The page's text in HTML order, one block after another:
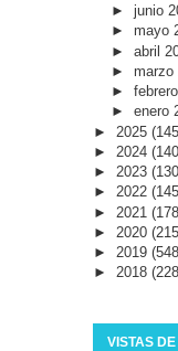
► junio
► mayo
► abril
► marzo
►
► enero
► 2025
► 2024
► 2023
► 2022
► 2021
► 2020
► 2019
► 2018
VISTAS